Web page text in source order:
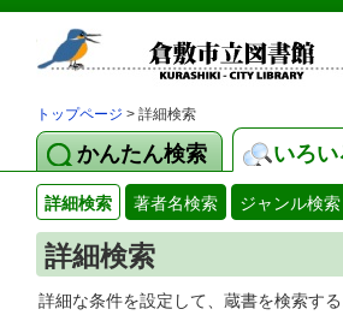
トップページ > 詳細検索
かんたん検索 いろ
詳細検索 著者名検索 ジャンル検索
詳細検索
詳細な条件を設定して、蔵書を検索する